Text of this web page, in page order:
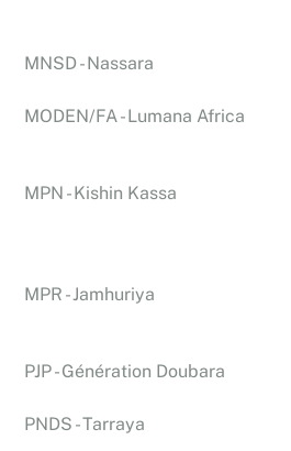
MNSD - Nassara
MODEN/FA - Lumana Africa
MPN - Kishin Kassa
MPR - Jamhuriya
PJP - Génération Doubara
PNDS - Tarraya